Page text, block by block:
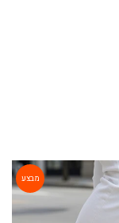
מבצע